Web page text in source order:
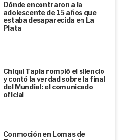
Dónde encontraron a la
adolescente de 15 años que
estaba desaparecida en La
Plata
Chiqui Tapia rompió el silencio
y contó la verdad sobre la final
del Mundial: el comunicado
oficial
Conmoción en Lomas de